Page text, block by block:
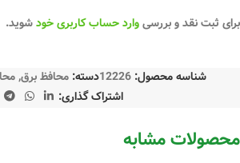
برای ثبت نقد و بررسیوارد حساب کاربری خودشوید.
شناسه محصول:12226دسته: محافظ برق,
اشتراک گذاری:
محصولات مشابه